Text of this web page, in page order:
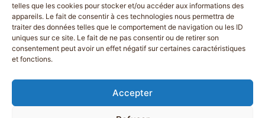
telles que les cookies pour stocker et/ou accéder aux informations des
appareils. Le fait de consentir à ces technologies nous permettra de
traiter des données telles que le comportement de navigation ou les ID
uniques sur ce site. Le fait de ne pas consentir ou de retirer son
consentement peut avoir un effet négatif sur certaines caractéristiques
et fonctions.
Accepter